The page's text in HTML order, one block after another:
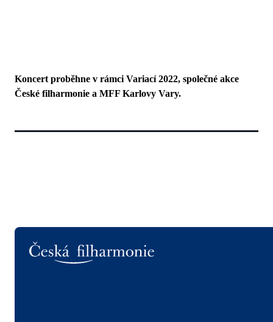
Koncert proběhne v rámci Variací 2022, společné akce
České filharmonie a MFF Karlovy Vary.